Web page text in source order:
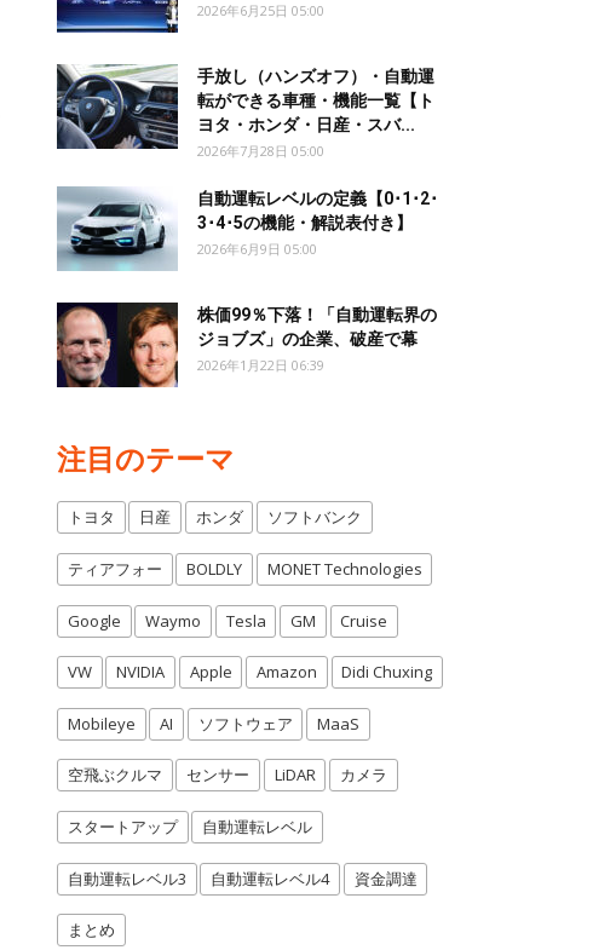
2026年6月25日 05:00
手放し（ハンズオフ）・自動運
転ができる車種・機能一覧【ト
ヨタ・ホンダ・日産・スバ...
2026年7月28日 05:00
自動運転レベルの定義【0･1･2･
3･4･5の機能・解説表付き】
2026年6月9日 05:00
株価99％下落！「自動運転界の
ジョブズ」の企業、破産で幕
2026年1月22日 06:39
注目のテーマ
トヨタ 日産 ホンダ ソフトバンク
ティアフォー BOLDLY MONET Technologies
Google Waymo Tesla GM Cruise
VW NVIDIA Apple Amazon Didi Chuxing
Mobileye AI ソフトウェア MaaS
空飛ぶクルマ センサー LiDAR カメラ
スタートアップ 自動運転レベル
自動運転レベル3 自動運転レベル4 資金調達
まとめ